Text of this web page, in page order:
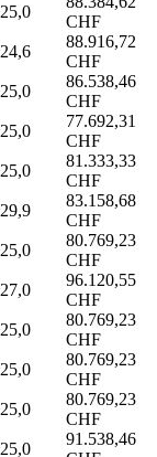
25,0
CHF
24,6
88.916,72
CHF
25,0
86.538,46
CHF
25,0
77.692,31
CHF
25,0
81.333,33
CHF
29,9
83.158,68
CHF
25,0
80.769,23
CHF
27,0
96.120,55
CHF
25,0
80.769,23
CHF
25,0
80.769,23
CHF
25,0
80.769,23
CHF
25,0
91.538,46